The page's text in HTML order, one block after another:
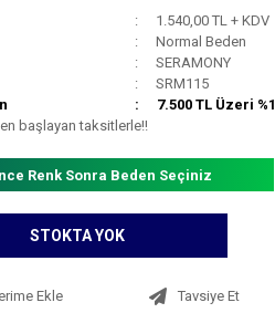
1.540,00 TL + KDV
Normal Beden
SERAMONY
SRM115
7.500 TL Üzeri
başlayan taksitlerle!!
Renk Sonra Beden Seçiniz
STOKTA YOK
Tavsiye Et